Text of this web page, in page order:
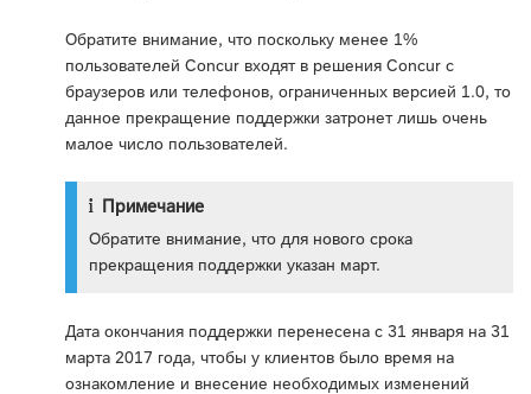
Обратите внимание, что поскольку менее 1%
пользователей Concur входят в решения Concur с
браузеров или телефонов, ограниченных версией 1.0, то
данное прекращение поддержки затронет лишь очень
малое число пользователей.
Примечание
Обратите внимание, что для нового срока
прекращения поддержки указан март.
Дата окончания поддержки перенесена с 31 января на 31
марта 2017 года, чтобы у клиентов было время на
ознакомление и внесение необходимых изменений